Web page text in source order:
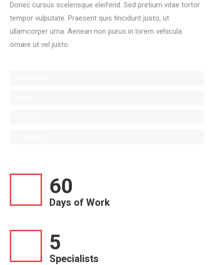
Donec cursus scelerisque eleifend. Sed pretium vitae tortor
tempor vulputate. Praesent quis tincidunt justo, ut
ullamcorper urna. Aenean non purus in lorem vehicula
ornare ut vel justo.
60
Days of Work
5
Specialists